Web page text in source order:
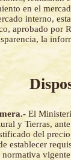
en el
interno,
aprobado por
la
El
y Tierras,
del
establecer